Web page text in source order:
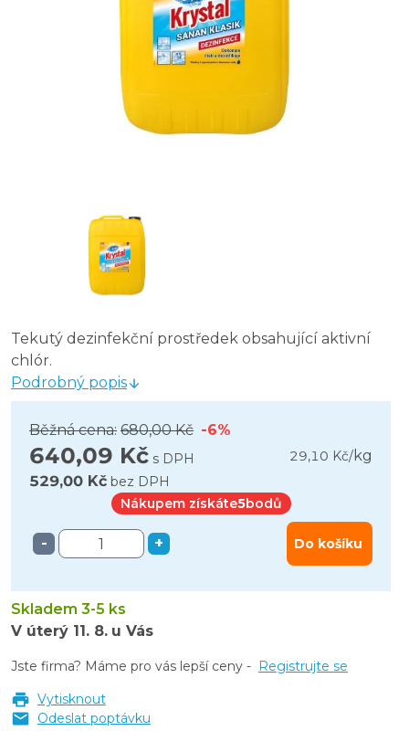
Tekutý dezinfekční prostředek obsahující aktivní
chlór.
Podrobný popis
Běžná cena: 680,00 Kč -6%
640,09 Kč s DPH 29,10 Kč/kg
529,00 Kč bez DPH
Nákupem získáte5bodů
- + Do košíku
Skladem 3-5 ks
V úterý 11. 8. u Vás
Jste firma? Máme pro vás lepší ceny - Registrujte se
Vytisknout
Odeslat poptávku